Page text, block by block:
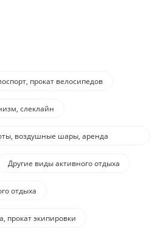
прокат велосипедов
слеклайн
воздушные шары, аренда
Другие виды активного отдыха
отдыха
прокат экипировки